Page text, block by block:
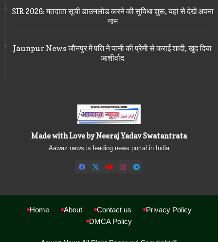
SIR 2026: मतदाता सूची डाउनलोड करने की सुविधा शुरू, यहां से देखें अपना
नाम
Jaunpur News जौनपुर में पति ने पत्नी की प्रेमी से कराई शादी, खुद दिया
आशीर्वाद
Made with Love by Neeraj Yadav Swatantrata
Aawaz news is leading news portal in India
Home About Contact us
Privacy Policy
DMCA Policy